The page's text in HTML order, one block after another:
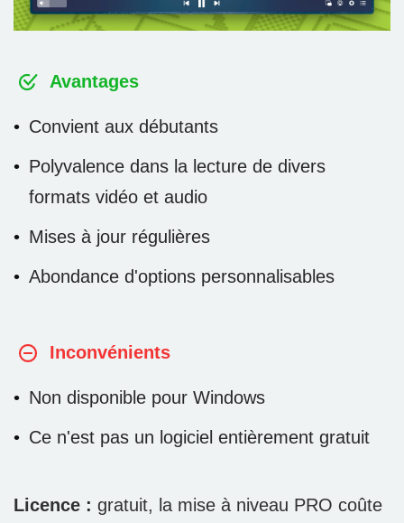
Avantages
Convient aux débutants
Polyvalence dans la lecture de divers
formats vidéo et audio
Mises à jour régulières
Abondance d'options personnalisables
Inconvénients
Non disponible pour Windows
Ce n'est pas un logiciel entièrement gratuit
Licence : gratuit, la mise à niveau PRO coûte